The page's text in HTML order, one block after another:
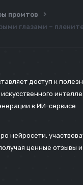
промтов
глазами –
доступ к
в ИИ-сервисе
нейросети,
ценные отзывы и